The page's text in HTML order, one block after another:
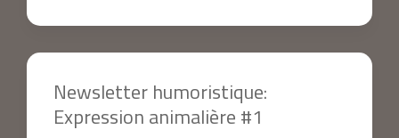
Newsletter humoristique:
Expression animalière #1